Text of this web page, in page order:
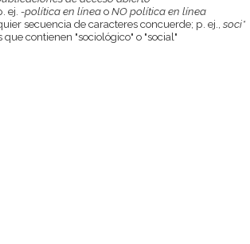
ej. -política en líneaoNO política en línea
secuencia de caracteres concuerde; p. ej., soci*
contienen "sociológico" o "social"